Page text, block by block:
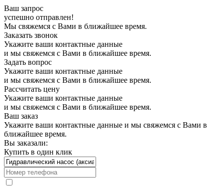
Ваш запрос
успешно отправлен!
Мы свяжемся с Вами в ближайшее время.
Заказать звонок
Укажите ваши контактные данные
и мы свяжемся с Вами в ближайшее время.
Задать вопрос
Укажите ваши контактные данные
и мы свяжемся с Вами в ближайшее время.
Рассчитать цену
Укажите ваши контактные данные
и мы свяжемся с Вами в ближайшее время.
Ваш заказ
Укажите ваши контактные данные и мы свяжемся с Вами в
ближайшее время.
Вы заказали:
Купить в один клик